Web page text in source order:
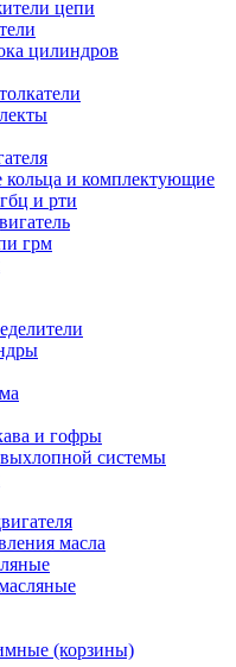
цепи
цилиндров
и комплектующие
и рти
грм
и гофры
системы
масла
(корзины)